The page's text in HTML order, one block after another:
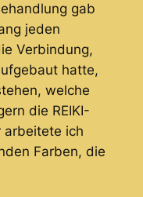
gab
jeden
Verbindung,
hatte,
welche
die REIKI-
arbeitete ich
Farben, die